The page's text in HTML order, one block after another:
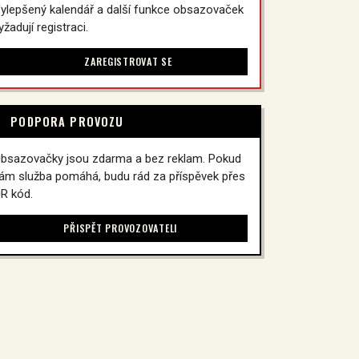
kalendář a další funkce obsazovaček
registraci.
ZAREGISTROVAT SE
PODPORA PROVOZU
jsou zdarma a bez reklam. Pokud
služba pomáhá, budu rád za příspěvek přes
kód.
PŘISPĚT PROVOZOVATELI